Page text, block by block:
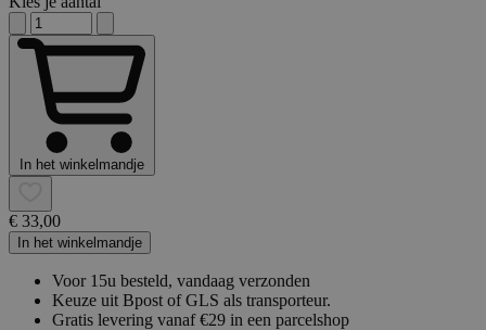
In het winkelmandje
€ 33,00
In het winkelmandje
Voor 15u besteld, vandaag verzonden
Keuze uit Bpost of GLS als transporteur.
Gratis levering vanaf €29 in een parcelshop